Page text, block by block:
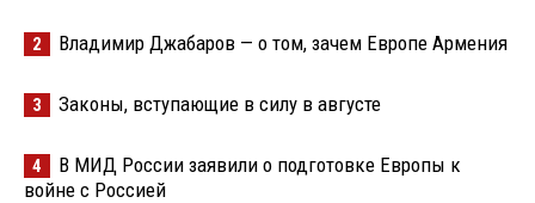
2 Владимир Джабаров — о том, зачем Европе Армения
3 Законы, вступающие в силу в августе
4
В МИД России заявили о подготовке Европы к
войне с Россией